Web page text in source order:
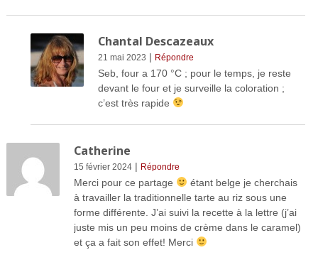
Chantal Descazeaux
21 mai 2023 | Répondre
Seb, four a 170 °C ; pour le temps, je reste
devant le four et je surveille la coloration ;
c’est très rapide
Catherine
15 février 2024| Répondre
Merci pour ce partage
étant belge je cherchais
à travailler la traditionnelle tarte au riz sous une
forme différente. J’ai suivi la recette à la lettre (j’ai
juste mis un peu moins de crème dans le caramel)
et ça a fait son effet! Merci